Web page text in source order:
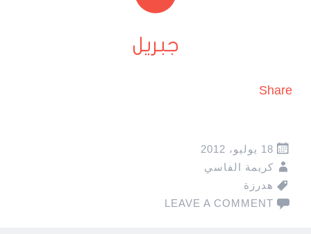
جبريل
Share
18 يوليو، 2012
كريمة الفاسي
هدرزة
LEAVE A COMMENT